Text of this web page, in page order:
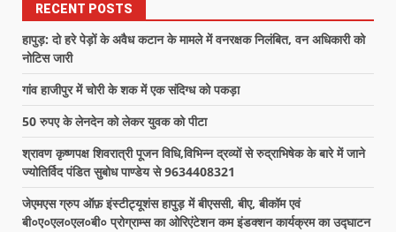
RECENT POSTS
हापुड़: दो हरे पेड़ों के अवैध कटान के मामले में वनरक्षक निलंबित, वन अधिकारी को
नोटिस जारी
गांव हाजीपुर में चोरी के शक में एक संदिग्ध को पकड़ा
50 रुपए के लेनदेन को लेकर युवक को पीटा
श्रावण कृष्णपक्ष शिवरात्री पूजन विधि,विभिन्न द्रव्यों से रुद्राभिषेक के बारे में जाने
ज्योतिर्विद पंडित सुबोध पाण्डेय से 9634408321
जेएमएस ग्रुप ऑफ़ इंस्टीट्यूशंस हापुड़ में बीएससी, बीए, बीकॉम एवं
बी०ए०एल०एल०बी० प्रोग्राम्स का ओरिएंटेशन कम इंडक्शन कार्यक्रम का उद्घाटन